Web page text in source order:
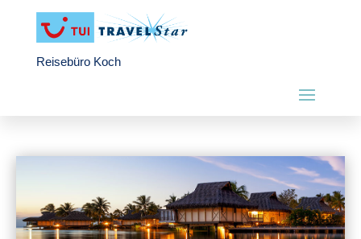
Reisebüro Koch